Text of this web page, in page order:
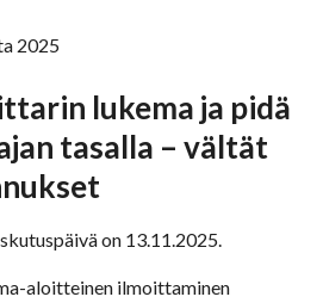
2025
lukema ja pidä
tasalla – vältät
on 13.11.2025.
aloitteinen ilmoittaminen